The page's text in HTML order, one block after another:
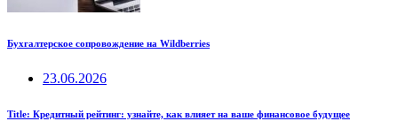
Бухгалтерское сопровождение на Wildberries
23.06.2026
Title: Кредитный рейтинг: узнайте, как влияет на ваше финансовое будущее